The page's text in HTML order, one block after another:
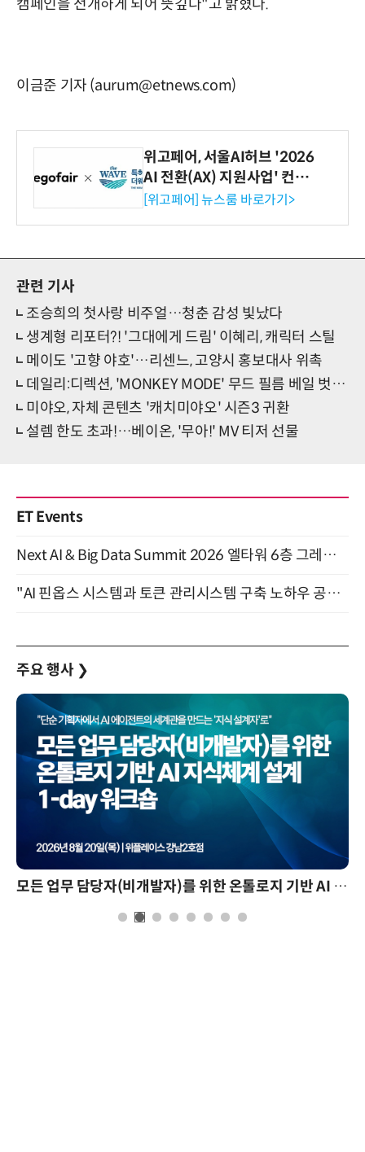
캠페인을 전개하게 되어 뜻깊다"고 밝혔다.
이금준 기자 (aurum@etnews.com)
위고페어, 서울AI허브 '2026
AI 전환(AX) 지원사업' 컨소
시엄 선정
[위고페어] 뉴스룸 바로가기>
관련 기사
조승희의 첫사랑 비주얼…청춘 감성 빛났다
생계형 리포터?! '그대에게 드림' 이혜리, 캐릭터 스틸
메이도 '고향 야호'…리센느, 고양시 홍보대사 위촉
데일리:디렉션, 'MONKEY MODE' 무드 필름 베일 벗었다
미야오, 자체 콘텐츠 '캐치미야오' 시즌3 귀환
설렘 한도 초과!…베이온, '무아!' MV 티저 선물
ET Events
Next AI & Big Data Summit 2026 엘타워 6층 그레이스홀 개최 (9/18)
"AI 핀옵스 시스템과 토큰 관리시스템 구축 노하우 공개" 잠실 한국광고문화회관 2층 대회의실 (8/21)
주요 행사 ❯
모든 업무 담당자(비개발자)를 위한 온톨로지 기반 AI 지식체계 설계 1-day 워크숍